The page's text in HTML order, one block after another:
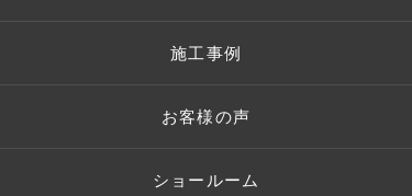
施工事例
お客様の声
ショールーム